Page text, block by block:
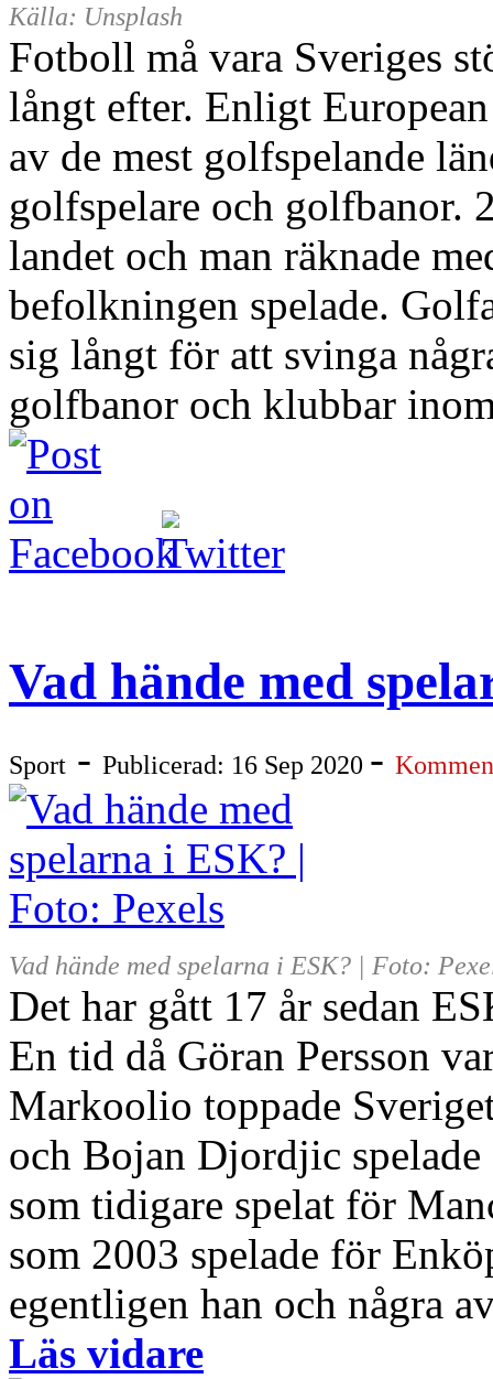
Källa: Unsplash
Fotboll må vara Sveriges
långt efter. Enligt
av de mest golfspelande
golfspelare och golfbanor.
landet och man räknade
befolkningen spelade.
sig långt för att svinga
golfbanor och klubbar
Vad hände med
Sport - Publicerad: 16 Sep 2020 -
Vad hände med spelarna i ESK? | Foto:
Det har gått 17 år sedan
En tid då Göran Persson
Markoolio toppade
och Bojan Djordjic
som tidigare spelat för
som 2003 spelade för
egentligen han och några
Läs vidare